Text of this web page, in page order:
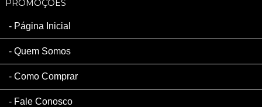
PROMOÇÕES
Página Inicial
Quem Somos
Como Comprar
Fale Conosco